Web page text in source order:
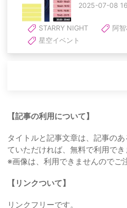
2025-07-08
STARRY NIGHT
阿
星空イベント
【記事の利用について】
タイトルと記事文章は、記事の
ていただければ、無料で利用でき
※画像は、利用できませんのでご
【リンクついて】
リンクフリーです。